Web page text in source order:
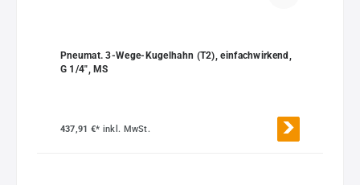
Pneumat. 3-Wege-Kugelhahn (T2), einfachwirkend,
G 1/4", MS
437,91 €* inkl. MwSt.